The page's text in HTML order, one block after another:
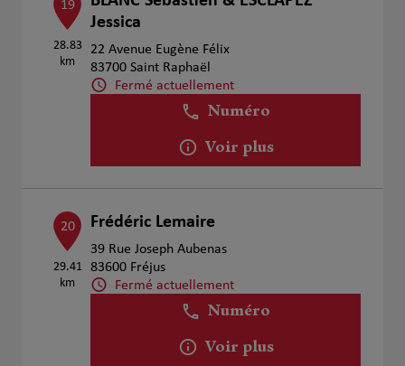
19
28.83
km
Jessica
22 Avenue Eugène Félix
83700 Saint Raphaël
Fermé actuellement
Numéro
Voir plus
20
29.41
km
Frédéric Lemaire
39 Rue Joseph Aubenas
83600 Fréjus
Fermé actuellement
Numéro
Voir plus